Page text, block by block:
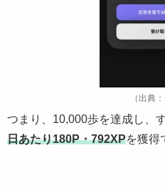
（出典：
つまり、10,000歩を達成し、
日あたり180P・792XPを獲得